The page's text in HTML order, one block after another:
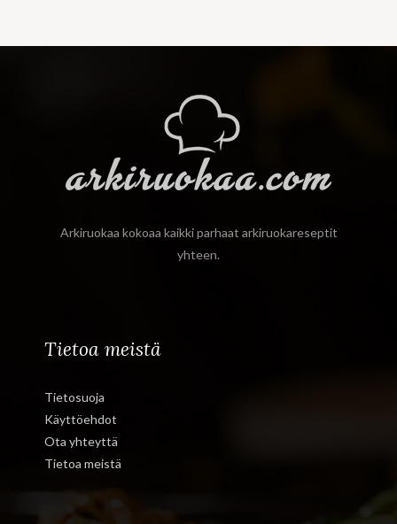
Arkiruokaa kokoaa kaikki parhaat arkiruokareseptit
yhteen.
Tietoa meistä
Tietosuoja
Käyttöehdot
Ota yhteyttä
Tietoa meistä